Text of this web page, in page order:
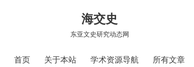
海交史
东亚文史研究动态网
首页 关于本站 学术资源导航 所有文章